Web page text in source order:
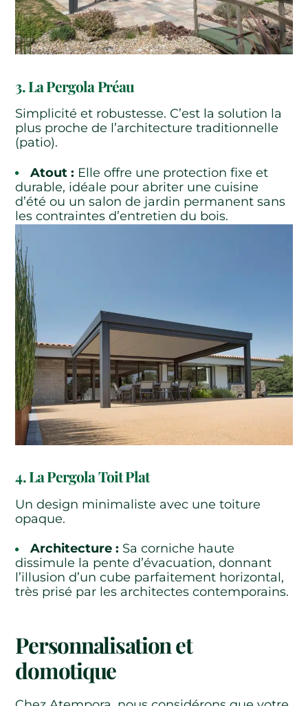
3. La Pergola Préau
Simplicité et robustesse. C’est la solution la
plus proche de l’architecture traditionnelle
(patio).
Atout : Elle offre une protection fixe et
durable, idéale pour abriter une cuisine
d’été ou un salon de jardin permanent sans
les contraintes d’entretien du bois.
4. La Pergola Toit Plat
Un design minimaliste avec une toiture
opaque.
Architecture : Sa corniche haute
dissimule la pente d’évacuation, donnant
l’illusion d’un cube parfaitement horizontal,
très prisé par les architectes contemporains.
Personnalisation et
domotique